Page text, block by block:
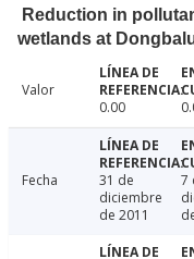
Reduction in
wetlands at
Valor
0.00
Fecha
31 de
diciembre
de 2011
7